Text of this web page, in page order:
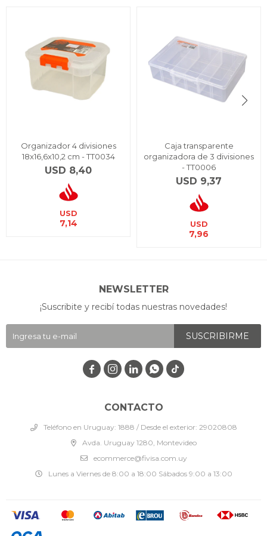
Organizador 4 divisiones
18x16,6x10,2 cm - TT0034
USD 8,40
USD
7,14
Caja transparente
organizadora de 3 divisiones
- TT0006
USD 9,37
USD
7,96
CONTACTO
Teléfono en Uruguay: 1888 / Desde el exterior: 29020808
Avda. Uruguay 1280, Montevideo
ecommerce@fivisa.com.uy
Lunes a Viernes de 8:00 a 18:00 Sábados 9:00 a 13:00
NEWSLETTER
¡Suscribite y recibí todas nuestras novedades!
SUSCRIBIRME
   